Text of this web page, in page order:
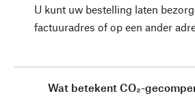
U kunt uw bestelling laten
factuuradres of op een ander
Wat betekent CO₂-